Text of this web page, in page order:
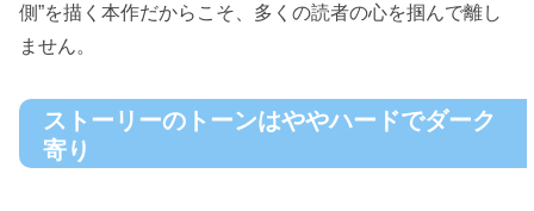
側”を描く本作だからこそ、多くの読者の心を掴んで離し
ません。
ストーリーのトーンはややハードでダーク
寄り